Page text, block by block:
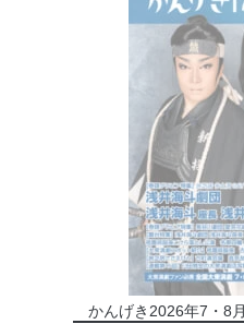
かんげき2026年7・8